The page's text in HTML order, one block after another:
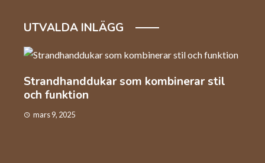
UTVALDA INLÄGG
Automation och arbetskraft inom
industrin
januari 22, 2025